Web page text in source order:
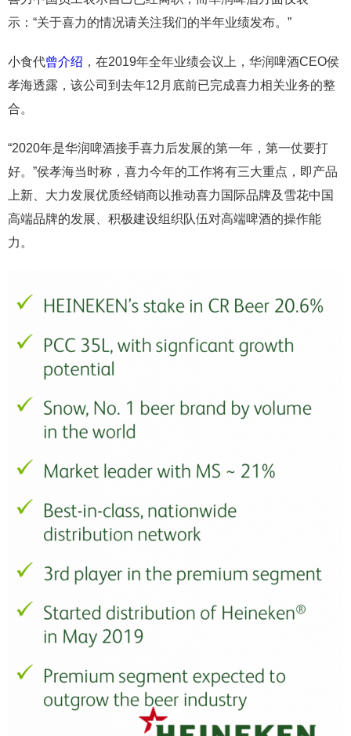
示：“关于喜力的情况请关注我们的半年业绩发布。”
小食代曾介绍 ，在2019年全年业绩会议上，华润啤酒CEO侯
孝海透露，该公司到去年12月底前已完成喜力相关业务的整
合。
“2020年是华润啤酒接手喜力后发展的第一年，第一仗要打
好。”侯孝海当时称，喜力今年的工作将有三大重点，即产品
上新、大力发展优质经销商以推动喜力国际品牌及雪花中国
高端品牌的发展、积极建设组织队伍对高端啤酒的操作能
力。